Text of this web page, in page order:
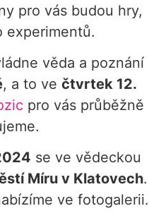
pro vás budou hry,
experimentů.
věda a poznání
, a to ve čtvrtek 12.
pro vás průběžně
se ve vědeckou
Míru v Klatovech.
ve fotogalerii.